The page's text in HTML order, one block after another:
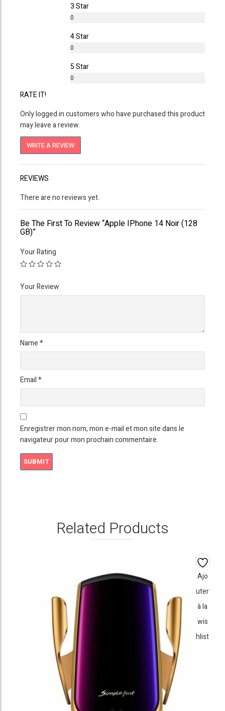
3 Star
0
4 Star
0
5 Star
0
RATE IT!
Only logged in customers who have purchased this product
may leave a review.
WRITE A REVIEW
REVIEWS
There are no reviews yet.
Be The First To Review “Apple IPhone 14 Noir (128
GB)”
Your Rating
Your Review
Name*
Email*
Enregistrer mon nom, mon e-mail et mon site dans le
navigateur pour mon prochain commentaire.
Related Products
Ajo
uter
à la
wis
hlist